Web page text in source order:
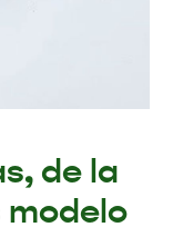
de la
modelo